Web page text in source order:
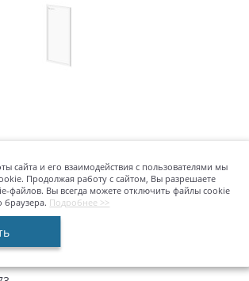
Купить
сайта и его взаимодействия с пользователями мы
Продолжая работу с сайтом, Вы разрешаете
файлов. Вы всегда можете отключить файлы cookie
браузера. Подробнее >>